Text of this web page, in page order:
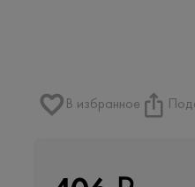
В избранное